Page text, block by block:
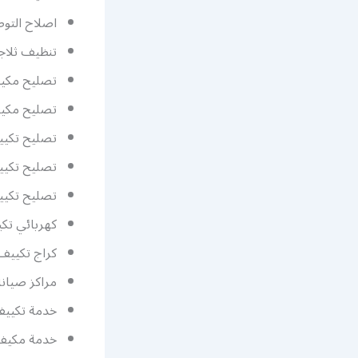
اصلاح
تنظيف
تصليح
تصليح
تصليح
تصليح
تصليح
كهربائي
كراج
مراكز
خدمة
خدمة